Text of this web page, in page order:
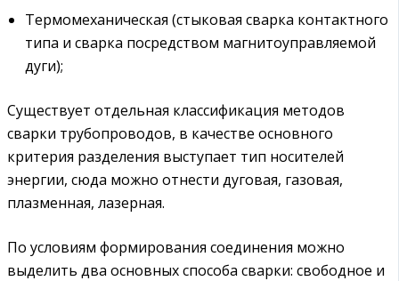
Термомеханическая (стыковая сварка контактного
типа и сварка посредством магнитоуправляемой
дуги);
Существует отдельная классификация методов
сварки трубопроводов, в качестве основного
критерия разделения выступает тип носителей
энергии, сюда можно отнести дуговая, газовая,
плазменная, лазерная.
По условиям формирования соединения можно
выделить два основных способа сварки: свободное и